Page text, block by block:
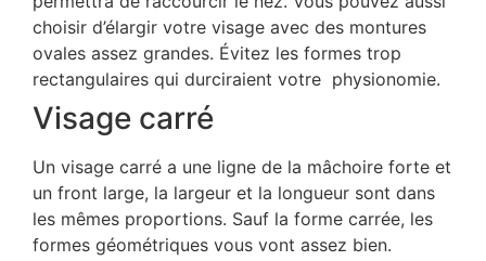
choisir d’élargir votre visage avec des montures
ovales assez grandes. Évitez les formes trop
rectangulaires qui durciraient votre physionomie.
Visage carré
Un visage carré a une ligne de la mâchoire forte et
un front large, la largeur et la longueur sont dans
les mêmes proportions. Sauf la forme carrée, les
formes géométriques vous vont assez bien.